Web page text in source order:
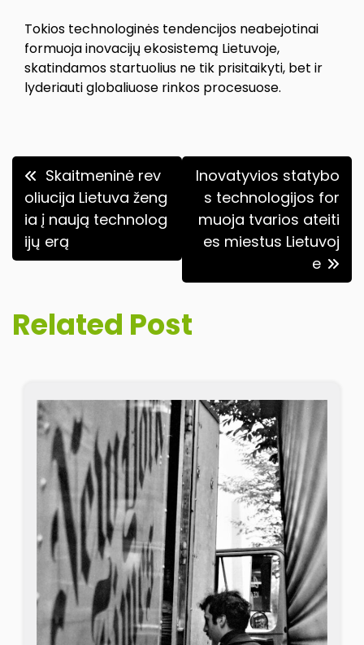
Tokios technologinės tendencijos neabejotinai
formuoja inovacijų ekosistemą Lietuvoje,
skatindamos startuolius ne tik prisitaikyti, bet ir
lyderiauti globaliuose rinkos procesuose.
Navigacija
tarp
įrašų
Skaitmeninė rev
oliucija Lietuva ženg
ia į naują technolog
ijų erą
Inovatyvios statybo
s technologijos for
muoja tvarios ateiti
es miestus Lietuvoj
e
Related Post